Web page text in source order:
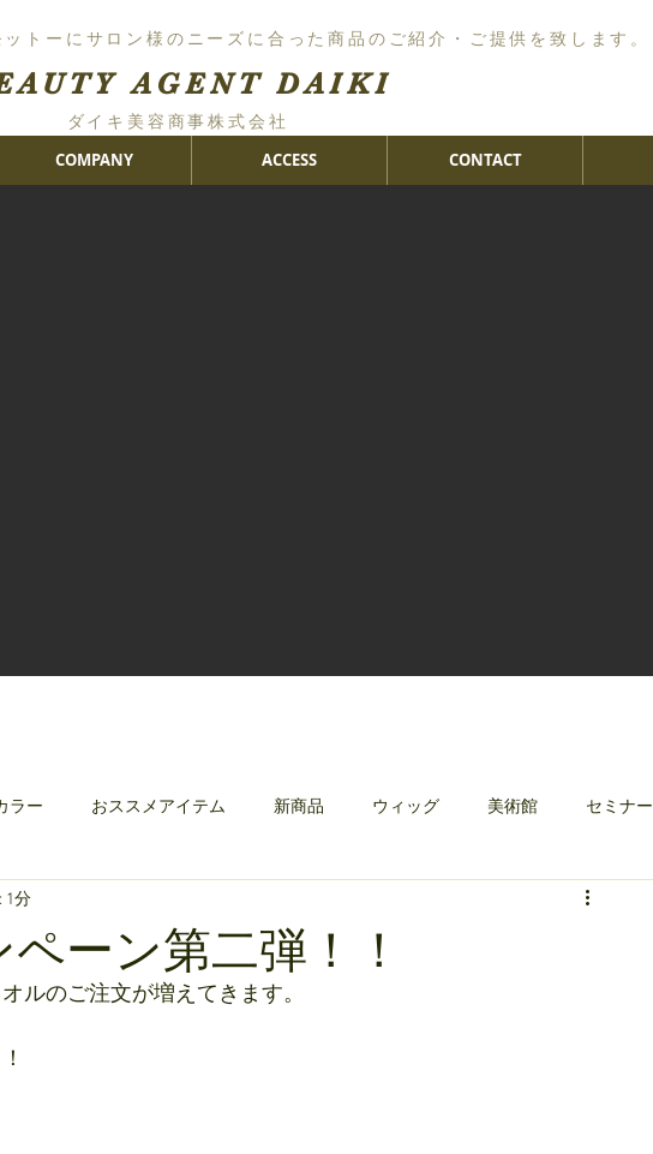
トーにサロン様のニーズに合った商品のご紹介・ご提供を致します。
AGENT DAIKI
COMPANY ACCESS CONTACT
ダイキ美容商事株式会社
ラー おススメアイテム 新商品 ウィッグ 美術館 セミナー
ジュ
ーン第二弾！！
1分
ルのご注文が増えてきます。